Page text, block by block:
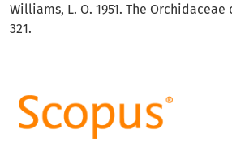
Williams, L. O. 1951. The Orchidaceae
321.